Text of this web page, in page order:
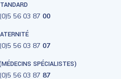
56 03 87 00
56 03 87 07
SPÉCIALISTES)
56 03 87 87